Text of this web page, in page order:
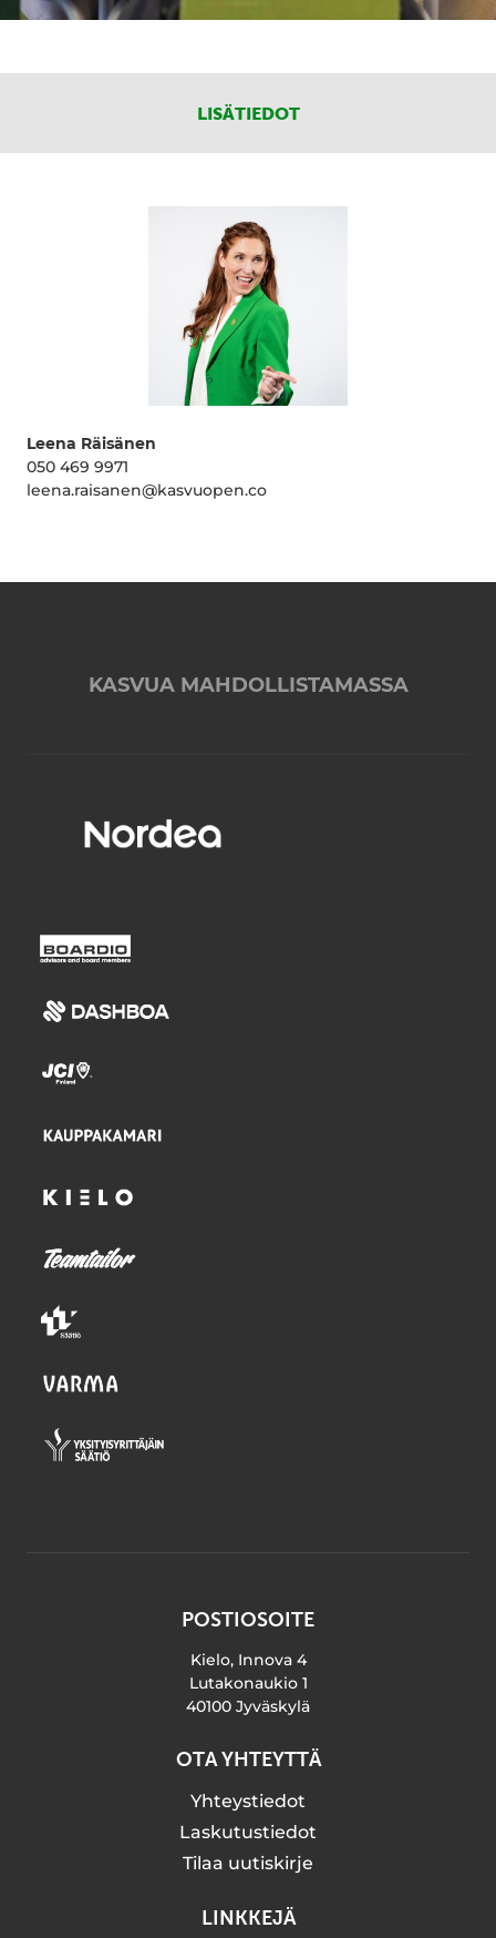
LISÄTIEDOT
Leena Räisänen
050 469 9971
leena.raisanen@kasvuopen.co
KASVUA MAHDOLLISTAMASSA
POSTIOSOITE
Kielo, Innova 4
Lutakonaukio 1
40100 Jyväskylä
OTA YHTEYTTÄ
Yhteystiedot
Laskutustiedot
Tilaa uutiskirje
LINKKEJÄ